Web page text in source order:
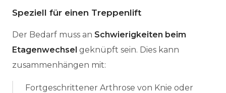
Speziell für einen Treppenlift
Der Bedarf muss an Schwierigkeiten beim
Etagenwechsel geknüpft sein. Dies kann
zusammenhängen mit:
Fortgeschrittener Arthrose von Knie oder